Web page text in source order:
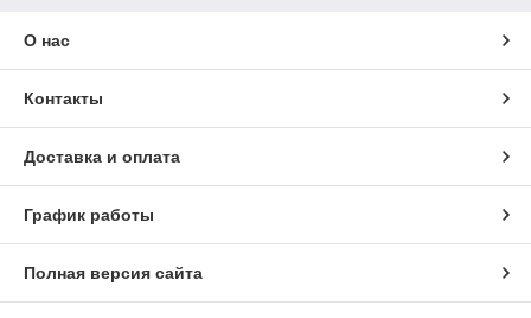
О нас
Контакты
Доставка и оплата
График работы
Полная версия сайта